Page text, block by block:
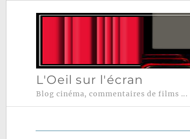
L'Oeil sur l'écran
Blog cinéma, commentaires de films ...